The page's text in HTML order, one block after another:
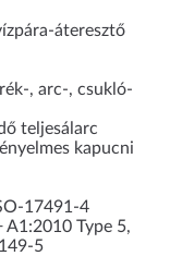
áteresztő
, arc-, csukló-
teljesálarc
kapucni
17491-4
A1:2010 Type 5,
5